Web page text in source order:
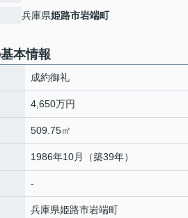
兵庫県姫路市岩端町
本情報
成約御礼
4,650万円
509.75㎡
1986年10月（築39年）
-
兵庫県姫路市岩端町